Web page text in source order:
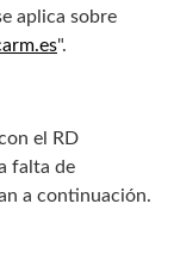
aplica sobre
".
el RD
falta de
a continuación.